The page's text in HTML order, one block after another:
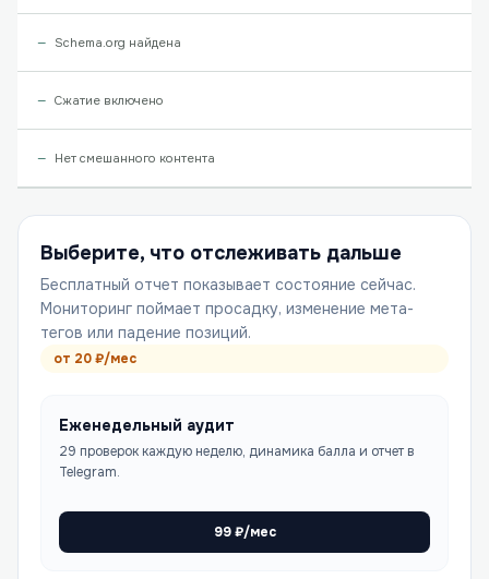
Schema.org найдена
Сжатие включено
Нет смешанного контента
Выберите, что отслеживать дальше
Бесплатный отчет показывает состояние сейчас.
Мониторинг поймает просадку, изменение мета-
тегов или падение позиций.
от 20₽/мес
Еженедельный аудит
29 проверок каждую неделю, динамика балла и отчет в
Telegram.
99₽/мес